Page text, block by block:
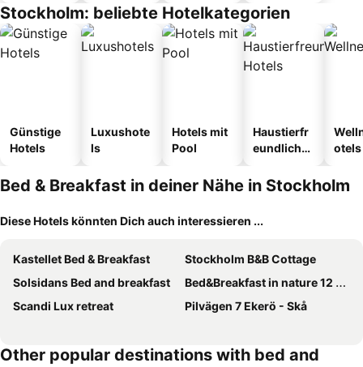
Stockholm: beliebte Hotelkategorien
Günstige
Hotels
Luxushote
ls
Hotels mit
Pool
Haustierfr
eundliche
otels
Bed & Breakfast in deiner Nähe in Stockholm
Diese Hotels könnten Dich auch interessieren ...
Kastellet Bed & Breakfast
Stockholm B&B Cottage
Solsidans Bed and breakfast
Bed&Breakfast in nature 12 min from city free bikes
Scandi Lux retreat
Pilvägen 7 Ekerö - Skå
Other popular destinations with bed and